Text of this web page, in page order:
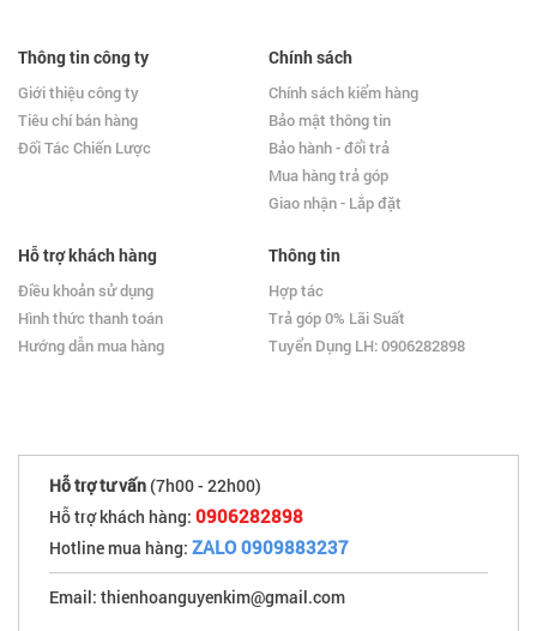
Thông tin công ty
Giới thiệu công ty
Tiêu chí bán hàng
Đối Tác Chiến Lược
Chính sách
Chính sách kiểm hàng
Bảo mật thông tin
Bảo hành - đổi trả
Mua hàng trả góp
Giao nhận - Lắp đặt
Hỗ trợ khách hàng
Điều khoản sử dụng
Hình thức thanh toán
Hướng dẫn mua hàng
Thông tin
Hợp tác
Trả góp 0% Lãi Suất
Tuyển Dụng LH: 0906282898
Hỗ trợ tư vấn (7h00 - 22h00)
Hỗ trợ khách hàng: 0906282898
Hotline mua hàng: ZALO 0909883237
Email: thienhoanguyenkim@gmail.com